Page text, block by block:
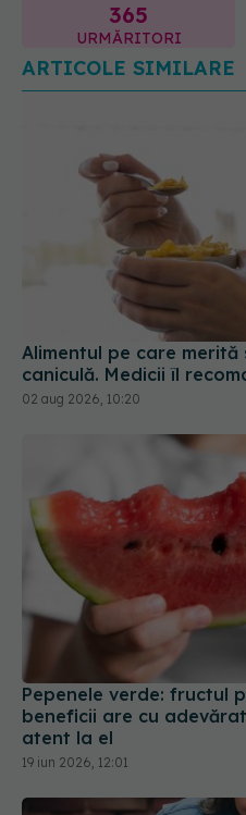
365
URMĂRITORI
ARTICOLE SIMILARE
Alimentul pe care merită
caniculă. Medicii îl
02 aug 2026, 10:20
Pepenele verde: fructul
beneficii are cu
atent la el
19 iun 2026, 12:01